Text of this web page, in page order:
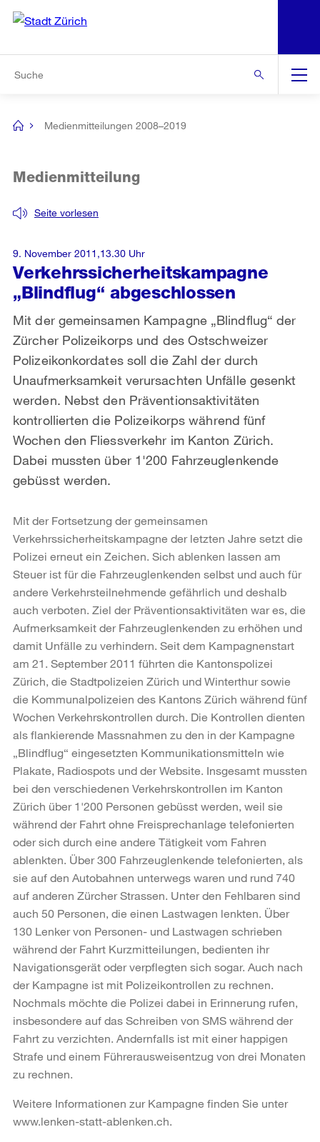
Navigation
[no
Medienmitteilungen 2008–2019
Verkehrssicherheitskampagne
„Blindflug“ abgeschlossen
Seite vorlesen
Medienmitteilung
Mit der gemeinsamen Kampagne „Blindflug“ der
Zürcher Polizeikorps und des Ostschweizer
Polizeikonkordates soll die Zahl der durch
Unaufmerksamkeit verursachten Unfälle gesenkt
werden. Nebst den Präventionsaktivitäten
kontrollierten die Polizeikorps während fünf
Wochen den Fliessverkehr im Kanton Zürich.
Dabei mussten über 1'200 Fahrzeuglenkende
gebüsst werden.
9. November 2011,13.30 Uhr
Mit der Fortsetzung der gemeinsamen
Verkehrssicherheitskampagne der letzten Jahre setzt die
Polizei erneut ein Zeichen. Sich ablenken lassen am
Steuer ist für die Fahrzeuglenkenden selbst und auch für
andere Verkehrsteilnehmende gefährlich und deshalb
auch verboten. Ziel der Präventionsaktivitäten war es, die
Aufmerksamkeit der Fahrzeuglenkenden zu erhöhen und
damit Unfälle zu verhindern. Seit dem Kampagnenstart
am 21. September 2011 führten die Kantonspolizei
Zürich, die Stadtpolizeien Zürich und Winterthur sowie
die Kommunalpolizeien des Kantons Zürich während fünf
Wochen Verkehrskontrollen durch. Die Kontrollen dienten
als flankierende Massnahmen zu den in der Kampagne
„Blindflug“ eingesetzten Kommunikationsmitteln wie
Plakate, Radiospots und der Website. Insgesamt mussten
bei den verschiedenen Verkehrskontrollen im Kanton
Zürich über 1'200 Personen gebüsst werden, weil sie
während der Fahrt ohne Freisprechanlage telefonierten
oder sich durch eine andere Tätigkeit vom Fahren
ablenkten. Über 300 Fahrzeuglenkende telefonierten, als
sie auf den Autobahnen unterwegs waren und rund 740
auf anderen Zürcher Strassen. Unter den Fehlbaren sind
auch 50 Personen, die einen Lastwagen lenkten. Über
130 Lenker von Personen- und Lastwagen schrieben
während der Fahrt Kurzmitteilungen, bedienten ihr
Navigationsgerät oder verpflegten sich sogar. Auch nach
der Kampagne ist mit Polizeikontrollen zu rechnen.
Nochmals möchte die Polizei dabei in Erinnerung rufen,
insbesondere auf das Schreiben von SMS während der
Fahrt zu verzichten. Andernfalls ist mit einer happigen
Strafe und einem Führerausweisentzug von drei Monaten
zu rechnen.
Weitere Informationen zur Kampagne finden Sie unter
www.lenken-statt-ablenken.ch.